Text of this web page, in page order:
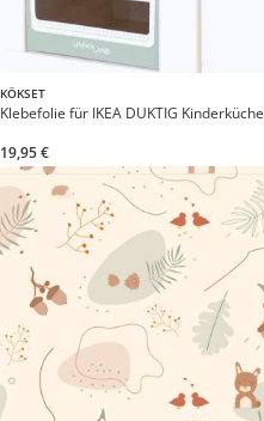
KÖKSET
Klebefolie für IKEA DUKTIG Kinderküche
19,95 €